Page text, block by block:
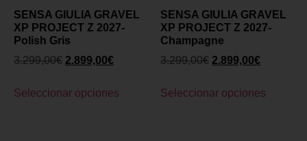
SENSA GIULIA GRAVEL
XP PROJECT Z 2027-
Polish Gris
3.299,00€ 2.899,00€
Seleccionar opciones
SENSA GIULIA GRAVEL
XP PROJECT Z 2027-
Champagne
3.299,00€ 2.899,00€
Seleccionar opciones